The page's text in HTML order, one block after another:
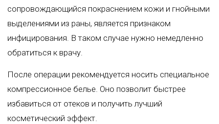
сопровождающийся покраснением кожи и гнойными
выделениями из раны, является признаком
инфицирования. В таком случае нужно немедленно
обратиться к врачу.
После операции рекомендуется носить специальное
компрессионное белье. Оно позволит быстрее
избавиться от отеков и получить лучший
косметический эффект.